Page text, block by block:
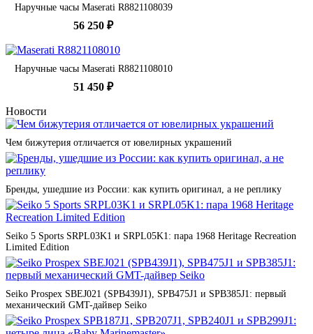
Наручные часы Maserati R8821108039
56 250 ₽
Наручные часы Maserati R8821108010
51 450 ₽
Новости
Чем бижутерия отличается от ювелирных украшений
Бренды, ушедшие из России: как купить оригинал, а не реплику
Seiko 5 Sports SRPL03K1 и SRPL05K1: пара 1968 Heritage Recreation
Limited Edition
Seiko Prospex SBEJ021 (SPB439J1), SPB475J1 и SPB385J1: первый
механический GMT-дайвер Seiko